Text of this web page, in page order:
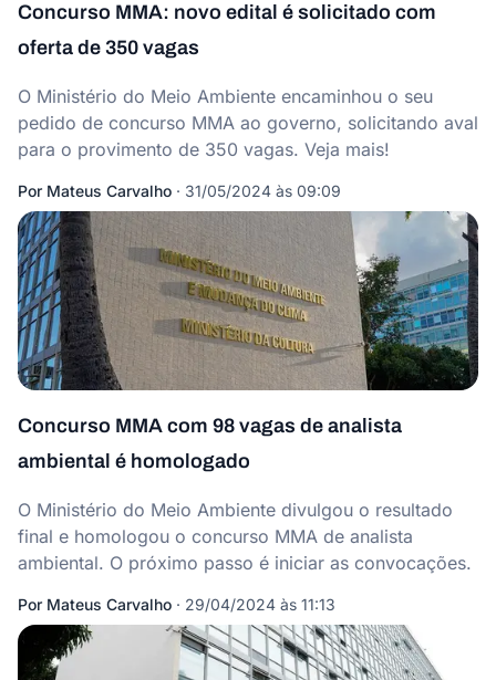
Concurso MMA: novo edital é solicitado com
oferta de 350 vagas
O Ministério do Meio Ambiente encaminhou o seu
pedido de concurso MMA ao governo, solicitando aval
para o provimento de 350 vagas. Veja mais!
Por Mateus Carvalho · 31/05/2024 às 09:09
Concurso MMA com 98 vagas de analista
ambiental é homologado
O Ministério do Meio Ambiente divulgou o resultado
final e homologou o concurso MMA de analista
ambiental. O próximo passo é iniciar as convocações.
Por Mateus Carvalho · 29/04/2024 às 11:13